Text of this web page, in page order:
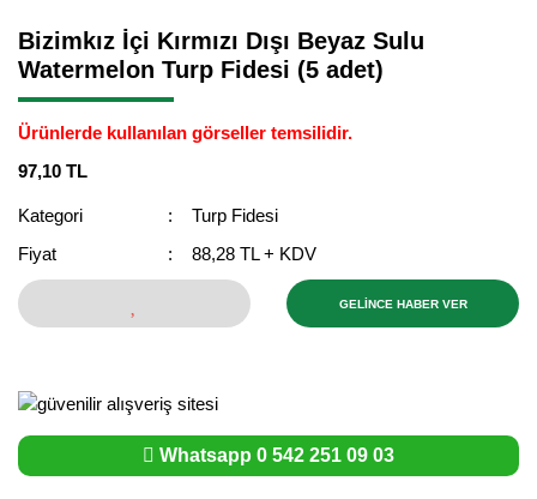
Bizimkız İçi Kırmızı Dışı Beyaz Sulu
Watermelon Turp Fidesi (5 adet)
Ürünlerde kullanılan görseller temsilidir.
97,10 TL
Kategori
Turp Fidesi
Fiyat
88,28 TL + KDV
GELİNCE HABER VER
Whatsapp 0 542 251 09 03